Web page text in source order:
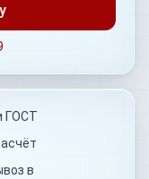
ГОСТ
в